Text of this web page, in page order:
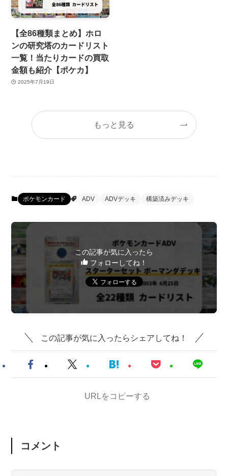
【全86種類まとめ】ホロ
ンの研究塔のカードリスト
一覧！当たりカードの買取
金額も紹介【ポケカ】
2025年7月19日
もっと見る
ポケモンカード ADV ADVデッキ 構築済みデッキ
この記事が気に入ったら
フォローしてね！
この記事が気に入ったらシェアしてね！
URLをコピーする
コメント